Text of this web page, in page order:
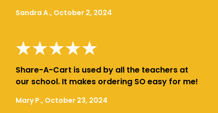
Sandra A., October 2, 2024
Share-A-Cart is used by all the teachers at
our school. It makes ordering SO easy for me!
Mary P., October 23, 2024